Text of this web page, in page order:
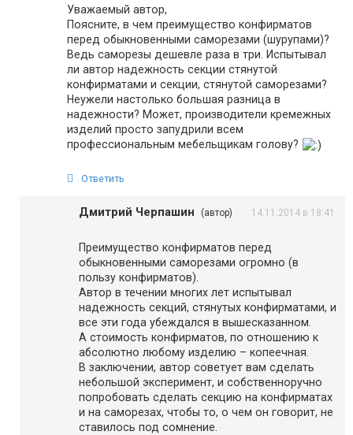
Уважаемый автор,
Поясните, в чем преимущество конфирматов
перед обыкновенными саморезами (шурупами)?
Ведь саморезы дешевле раза в три. Испытывал
ли автор надежность секции стянутой
конфирматами и секции, стянутой саморезами?
Неужели настолько большая разница в
надежности? Может, производители кремежных
изделий просто запудрили всем
профессиональным мебельщикам голову?
Ответить
Дмитрий Черпашин (автор) 14.11.2014 в 18:41
Преимущество конфирматов перед
обыкновенными саморезами огромно (в
пользу конфирматов).
Автор в течении многих лет испытывал
надежность секций, стянутых конфирматами, и
все эти года убеждался в вышесказанном.
А стоимость конфирматов, по отношению к
абсолютно любому изделию – копеечная.
В заключении, автор советует вам сделать
небольшой эксперимент, и собственноручно
попробовать сделать секцию на конфирматах
и на саморезах, чтобы то, о чем он говорит, не
ставилось под сомнение.